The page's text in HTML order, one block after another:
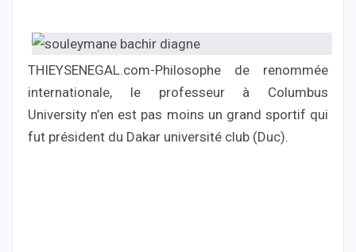
THIEYSENEGAL.com-Philosophe de renommée
internationale, le professeur à Columbus
University n’en est pas moins un grand sportif qui
fut président du Dakar université club (Duc).